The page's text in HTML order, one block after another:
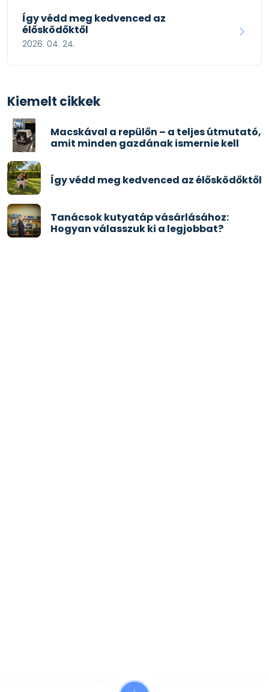
Így védd meg kedvenced az
élősködőktől
2026. 04. 24.
Kiemelt cikkek
Macskával a repülőn – a teljes útmutató,
amit minden gazdának ismernie kell
Így védd meg kedvenced az élősködőktől
Tanácsok kutyatáp vásárlásához:
Hogyan válasszuk ki a legjobbat?